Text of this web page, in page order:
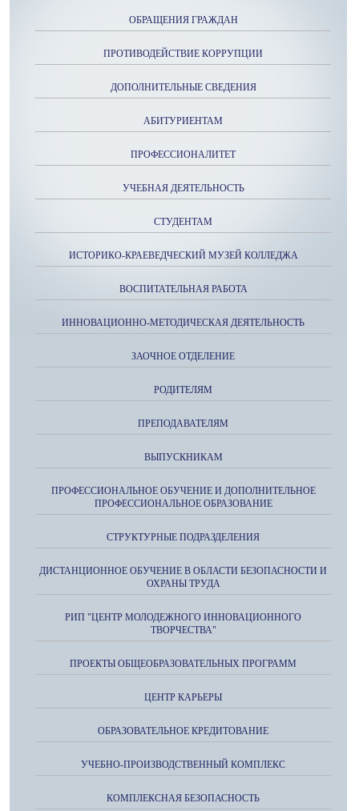
ОБРАЩЕНИЯ ГРАЖДАН
ПРОТИВОДЕЙСТВИЕ КОРРУПЦИИ
ДОПОЛНИТЕЛЬНЫЕ СВЕДЕНИЯ
АБИТУРИЕНТАМ
ПРОФЕССИОНАЛИТЕТ
УЧЕБНАЯ ДЕЯТЕЛЬНОСТЬ
СТУДЕНТАМ
ИСТОРИКО-КРАЕВЕДЧЕСКИЙ МУЗЕЙ КОЛЛЕДЖА
ВОСПИТАТЕЛЬНАЯ РАБОТА
ИННОВАЦИОННО-МЕТОДИЧЕСКАЯ ДЕЯТЕЛЬНОСТЬ
ЗАОЧНОЕ ОТДЕЛЕНИЕ
РОДИТЕЛЯМ
ПРЕПОДАВАТЕЛЯМ
ВЫПУСКНИКАМ
ПРОФЕССИОНАЛЬНОЕ ОБУЧЕНИЕ И ДОПОЛНИТЕЛЬНОЕ
ПРОФЕССИОНАЛЬНОЕ ОБРАЗОВАНИЕ
СТРУКТУРНЫЕ ПОДРАЗДЕЛЕНИЯ
ДИСТАНЦИОННОЕ ОБУЧЕНИЕ В ОБЛАСТИ БЕЗОПАСНОСТИ И
ОХРАНЫ ТРУДА
РИП "ЦЕНТР МОЛОДЕЖНОГО ИННОВАЦИОННОГО
ТВОРЧЕСТВА"
ПРОЕКТЫ ОБЩЕОБРАЗОВАТЕЛЬНЫХ ПРОГРАММ
ЦЕНТР КАРЬЕРЫ
ОБРАЗОВАТЕЛЬНОЕ КРЕДИТОВАНИЕ
УЧЕБНО-ПРОИЗВОДСТВЕННЫЙ КОМПЛЕКС
КОМПЛЕКСНАЯ БЕЗОПАСНОСТЬ